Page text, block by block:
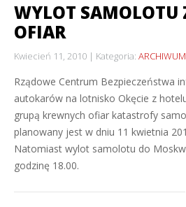
WYLOT SAMOLOTU
OFIAR
Kwiecień 11, 2010 Kategoria: ARCHIWUM
Rządowe Centrum Bezpieczeństwa
autokarów na lotnisko Okęcie z
grupą krewnych ofiar katastrofy
planowany jest w dniu 11 kwietnia
Natomiast wylot samolotu do
godzinę 18.00.